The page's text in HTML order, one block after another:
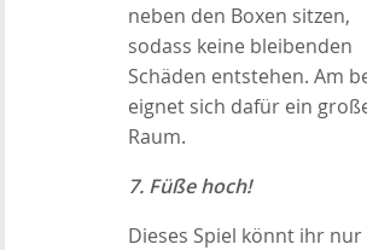
neben den Boxen sitzen,
sodass keine bleibenden
Schäden entstehen. Am
eignet sich dafür ein
Raum.
7. Füße hoch!
Dieses Spiel könnt ihr nur